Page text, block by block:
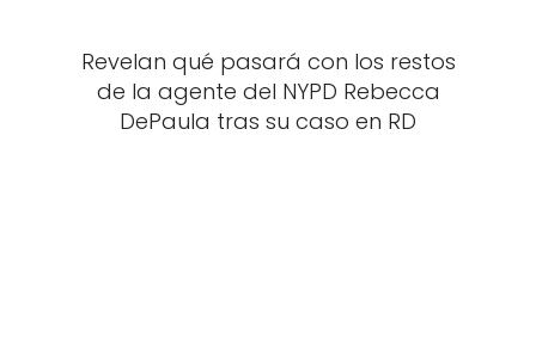
Revelan qué pasará con los restos
de la agente del NYPD Rebecca
DePaula tras su caso en RD